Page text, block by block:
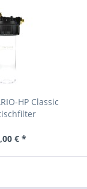
HP Classic
€ *